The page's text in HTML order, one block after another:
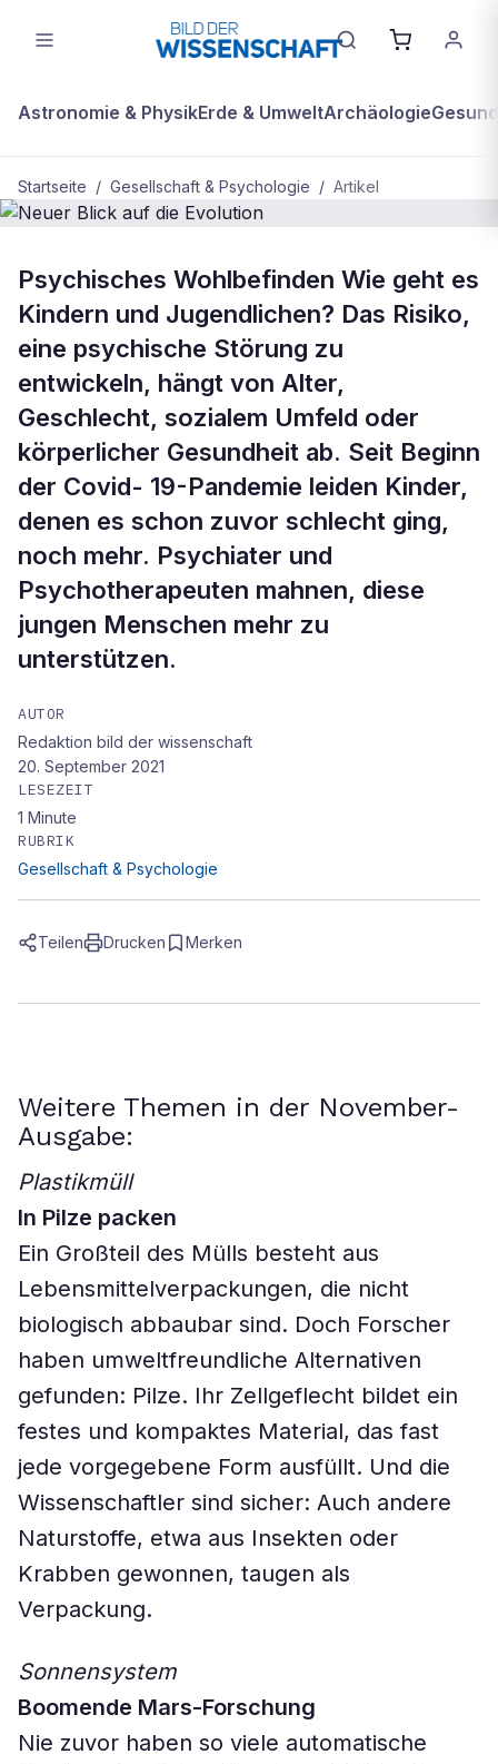
Astronomie & PhysikErde & UmweltArchäologie
Startseite / Gesellschaft & Psychologie / Artikel
Neuer Blick auf die Evolution
Psychisches Wohlbefinden Wie geht es
Kindern und Jugendlichen? Das Risiko,
eine psychische Störung zu
entwickeln, hängt von Alter,
Geschlecht, sozialem Umfeld oder
körperlicher Gesundheit ab. Seit Beginn
der Covid- 19-Pandemie leiden Kinder,
denen es schon zuvor schlecht ging,
noch mehr. Psychiater und
Psychotherapeuten mahnen, diese
jungen Menschen mehr zu
unterstützen.
AUTOR
Redaktion bild der wissenschaft
20. September 2021
LESEZEIT
1 Minute
RUBRIK
Gesellschaft & Psychologie
Teilen Drucken Merken
Weitere Themen in der November-
Ausgabe:
Plastikmüll
In Pilze packen
Ein Großteil des Mülls besteht aus
Lebensmittelverpackungen, die nicht
biologisch abbaubar sind. Doch Forscher
haben umweltfreundliche Alternativen
gefunden: Pilze. Ihr Zellgeflecht bildet ein
festes und kompaktes Material, das fast
jede vorgegebene Form ausfüllt. Und die
Wissenschaftler sind sicher: Auch andere
Naturstoffe, etwa aus Insekten oder
Krabben gewonnen, taugen als
Verpackung.
Sonnensystem
Boomende Mars-Forschung
Nie zuvor haben so viele automatische